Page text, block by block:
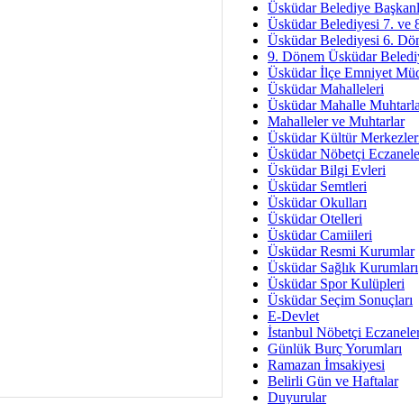
Av.
İmar Sorunlarının Genel
Arakan
Bayramın
Ruhsal
Üsküdar
Üsküdar Belediye
Üsküdar Belediyesi 7. ve
Üsküdar Belediyesi 6.
9. Dönem Üsküdar
Üsküdar İlçe Emniyet
Üsküdar Mahalleleri
Üsküdar Mahalle
Mahalleler ve Muhtarlar
Üsküdar Kültür
Üsküdar Nöbetçi
Üsküdar Bilgi Evleri
Üsküdar Semtleri
Üsküdar Okulları
Üsküdar Otelleri
Üsküdar Camiileri
Üsküdar Resmi Kurumlar
Üsküdar Sağlık Kurumları
Üsküdar Spor Kulüpleri
Üsküdar Seçim Sonuçları
E-Devlet
İstanbul Nöbetçi
Günlük Burç Yorumları
Ramazan İmsakiyesi
Belirli Gün ve Haftalar
Duyurular